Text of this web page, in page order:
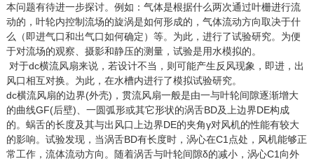
本问题有待进一步探讨。例如：气体是根据什么两次通过叶栅进行流
动的，叶轮内控制流场的旋涡是如何形成的，气体流动方向取决于什
么（即进气口和出气口如何确定）等。为此，进行了试验研究。为便
于对流场的观察、摄影和静压的测量，试验是用水模拟的。
对于dc横流风扇来说，若设计不当，则可能产生反风现象，即进，出
风口相互对换。为此，在水槽内进行了模拟试验研究。
dc横流风扇的边界(外壳)，贯流风扇一般是由一与叶轮间隙逐渐增大
的曲线GF(后壁)、一圆弧形或其它形状的涡舌BD及上边界DE构成
的。蜗舌的长度及其与出风口上边界DE的夹角γ对风机的性能有较大
的影响。试验发现，当涡舌BD有长度时，涡心在C1点处，风机能够正
常工作，流体流动方向。随着涡舌与叶轮间隙δ的减小，涡心C1向外